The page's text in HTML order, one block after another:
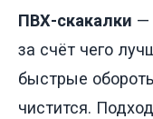
ПВХ-скакалки —
за счёт чего
быстрые
чистится.